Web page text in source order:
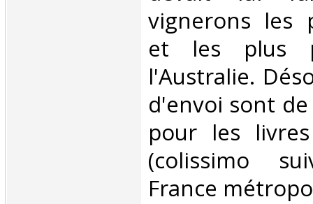
vignerons les
et les plus
l'Australie.
d'envoi sont
pour les
(colissimo
France